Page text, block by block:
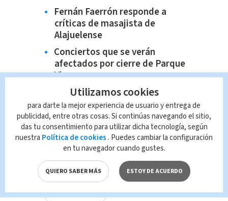
Fernán Faerrón responde a
críticas de masajista de
Alajuelense
Conciertos que se verán
afectados por cierre de Parque
Viva
TAGS RELACIONADOS:
Fuerza Pública
Utilizamos cookies
para darte la mejor experiencia de usuario y entrega de
publicidad, entre otras cosas. Si continúas navegando el sitio,
das tu consentimiento para utilizar dicha tecnología, según
nuestra Política de cookies . Puedes cambiar la configuración
en tu navegador cuando gustes.
QUIERO SABER MÁS ESTOY DE ACUERDO